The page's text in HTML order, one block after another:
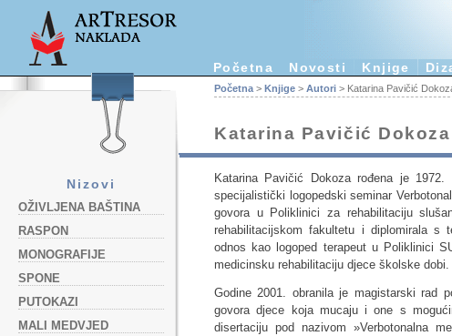
Početna Novosti Knjige
Nizovi
OŽIVLJENA BAŠTINA
RASPON
MONOGRAFIJE
SPONE
PUTOKAZI
MALI MEDVJED
Početna > Knjige > Autori > Katarina Pavičić
Katarina Pavičić Dokoza
Katarina Pavičić Dokoza rođena je
specijalistički logopedski seminar
govora u Poliklinici za rehabilitaciju
rehabilitacijskom fakultetu i diplomirala s
odnos kao logoped terapeut u Poliklinici
medicinsku rehabilitaciju djece školske dobi.
Godine 2001. obranila je magistarski rad
govora djece koja mucaju i one s
disertaciju pod nazivom »Verbotonalna